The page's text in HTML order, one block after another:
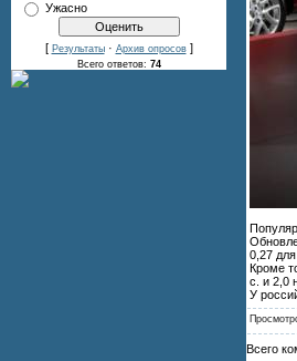
Ужасно
[ Результаты· Архив опросов]
Всего ответов: 74
0,27
Кроме
с. и 2,0
У
Всего